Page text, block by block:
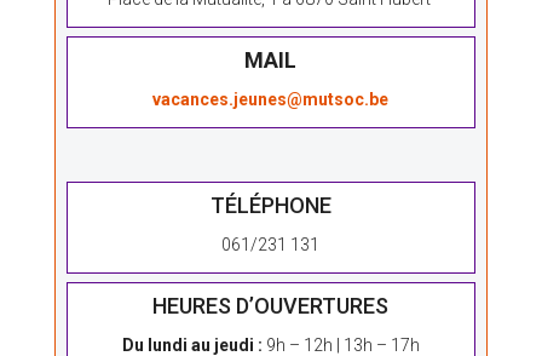
MAIL
vacances.jeunes@mutsoc.be
TÉLÉPHONE
061/231 131
HEURES D’OUVERTURES
Du lundi au jeudi : 9h – 12h | 13h – 17h